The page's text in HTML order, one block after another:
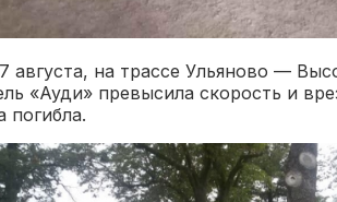
августа, на трассе Ульяново —
«Ауди» превысила скорость и